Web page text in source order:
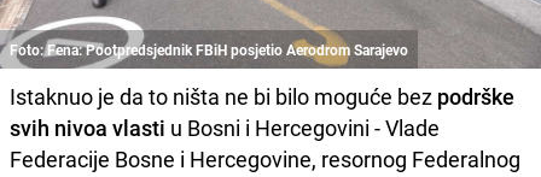
Foto: Fena: Pootpredsjednik FBiH posjetio Aerodrom Sarajevo
Istaknuo je da to ništa ne bi bilo moguće bez podrške
svih nivoa vlasti u Bosni i Hercegovini - Vlade
Federacije Bosne i Hercegovine, resornog Federalnog